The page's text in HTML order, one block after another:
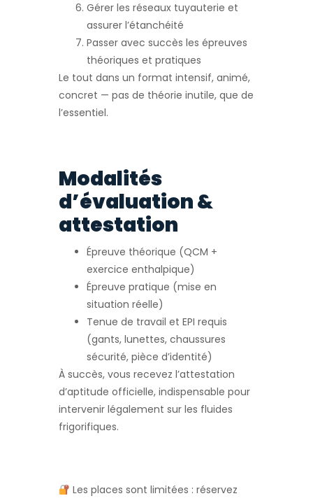
Gérer les réseaux tuyauterie et
assurer l’étanchéité
Passer avec succès les épreuves
théoriques et pratiques
Le tout dans un format intensif, animé,
concret — pas de théorie inutile, que de
l’essentiel.
Modalités
d’évaluation &
attestation
Épreuve théorique (QCM +
exercice enthalpique)
Épreuve pratique (mise en
situation réelle)
Tenue de travail et EPI requis
(gants, lunettes, chaussures
sécurité, pièce d’identité)
À succès, vous recevez l’attestation
d’aptitude officielle, indispensable pour
intervenir légalement sur les fluides
frigorifiques.
Les places sont limitées : réservez